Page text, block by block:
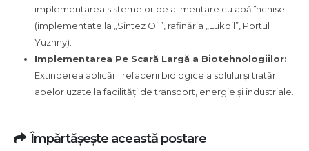
implementarea sistemelor de alimentare cu apă închise
(implementate la „Sintez Oil”, rafinăria „Lukoil”, Portul
Yuzhny).
Implementarea Pe Scară Largă a Biotehnologiilor:
Extinderea aplicării refacerii biologice a solului și tratării
apelor uzate la facilități de transport, energie și industriale.
Împărtășește această postare